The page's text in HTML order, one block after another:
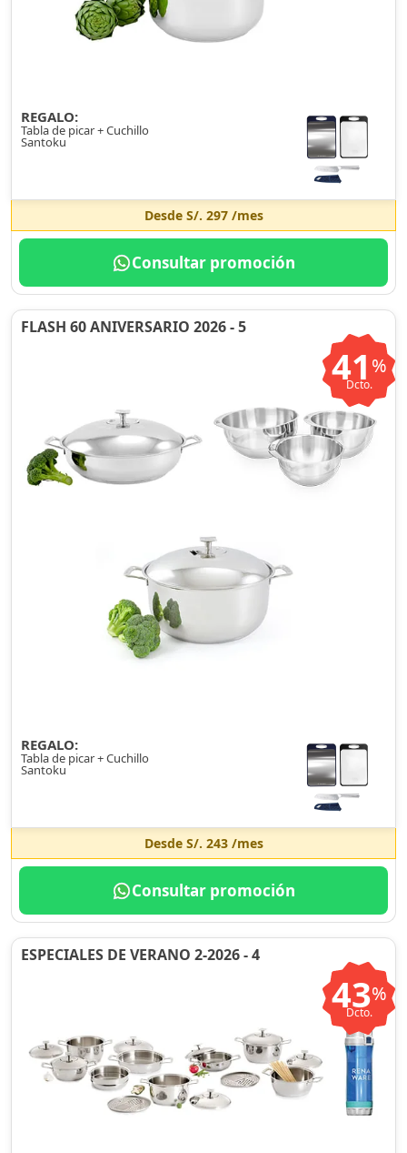
REGALO:
Tabla de picar + Cuchillo
Santoku
Desde S/. 297/mes
Consultar promoción
FLASH 60 ANIVERSARIO 2026 - 5
41 %
Dcto.
REGALO:
Tabla de picar + Cuchillo
Santoku
Desde S/. 243/mes
Consultar promoción
ESPECIALES DE VERANO 2-2026 - 4
43%
Dcto.